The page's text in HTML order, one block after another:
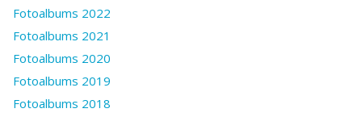
Fotoalbums 2022
Fotoalbums 2021
Fotoalbums 2020
Fotoalbums 2019
Fotoalbums 2018